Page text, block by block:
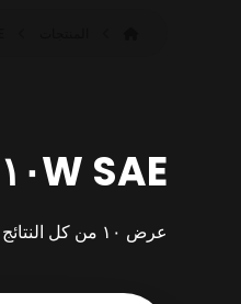
SAE ١٠W-٣٠ SP (ILSAC GF-٦A)
عرض ⁦١٠⁩ من كل النتائج